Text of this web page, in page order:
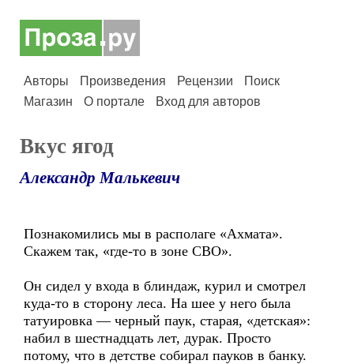
Авторы Произведения Рецензии
Поиск
Магазин
О портале Вход для авторов
Вкус ягод
Александр Малькевич
Познакомились мы в располаге «Ахмата».
Скажем так, «где-то в зоне СВО».
Он сидел у входа в блиндаж, курил и смотрел
куда-то в сторону леса. На шее у него была
татуировка — черный паук, старая, «детская»:
набил в шестнадцать лет, дурак. Просто
потому, что в детстве собирал пауков в банку.